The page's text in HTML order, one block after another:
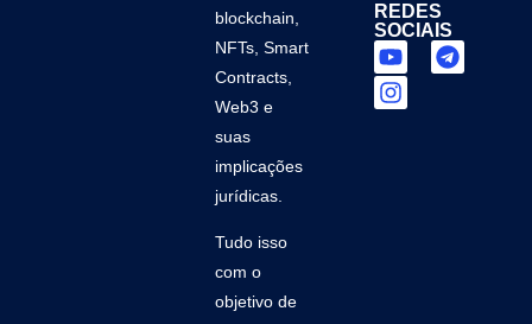
blockchain,
NFTs, Smart
Contracts,
Web3 e
suas
implicações
jurídicas.
Tudo isso
com o
objetivo de
REDES
SOCIAIS